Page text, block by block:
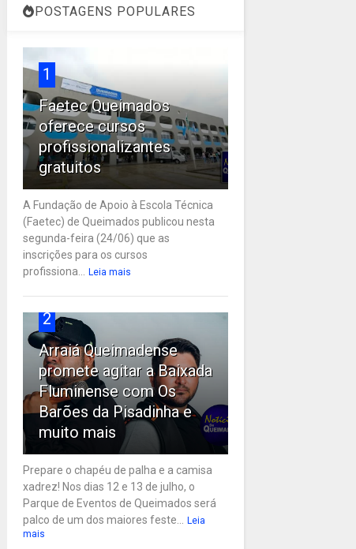
POSTAGENS POPULARES
1
Faetec Queimados
oferece cursos
profissionalizantes
gratuitos
A Fundação de Apoio à Escola Técnica
(Faetec) de Queimados publicou nesta
segunda-feira (24/06) que as
inscrições para os cursos
profissiona...
Leia mais
2
Arraiá Queimadense
promete agitar a Baixada
Fluminense com Os
Barões da Pisadinha e
muito mais
Prepare o chapéu de palha e a camisa
xadrez! Nos dias 12 e 13 de julho, o
Parque de Eventos de Queimados será
palco de um dos maiores feste...
Leia
mais